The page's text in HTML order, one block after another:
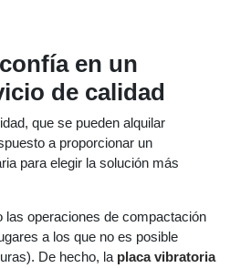
en un
de calidad
que se pueden alquilar
a proporcionar un
para elegir la solución más
las operaciones de compactación
a los que no es posible
De hecho, la placa vibratoria